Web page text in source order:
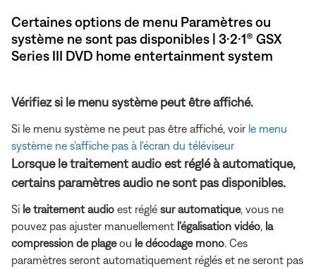
Certaines options de menu Paramètres ou
système ne sont pas disponibles | 3·2·1® GSX
Series III DVD home entertainment system
Vérifiez si le menu système peut être affiché.
Si le menu système ne peut pas être affiché, voir le menu
système ne s'affiche pas à l'écran du téléviseur
Lorsque le traitement audio est réglé à automatique,
certains paramètres audio ne sont pas disponibles.
Si le traitement audio est réglé sur automatique, vous ne
pouvez pas ajuster manuellement l'égalisation vidéo la
compression de plageou le décodage mono . Ces
paramètres seront automatiquement réglés et ne seront pas